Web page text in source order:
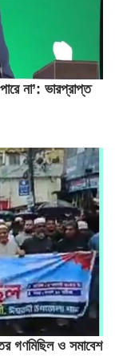
না’: ভারপ্রাপ্ত
গণমিছিল ও সমাবেশ